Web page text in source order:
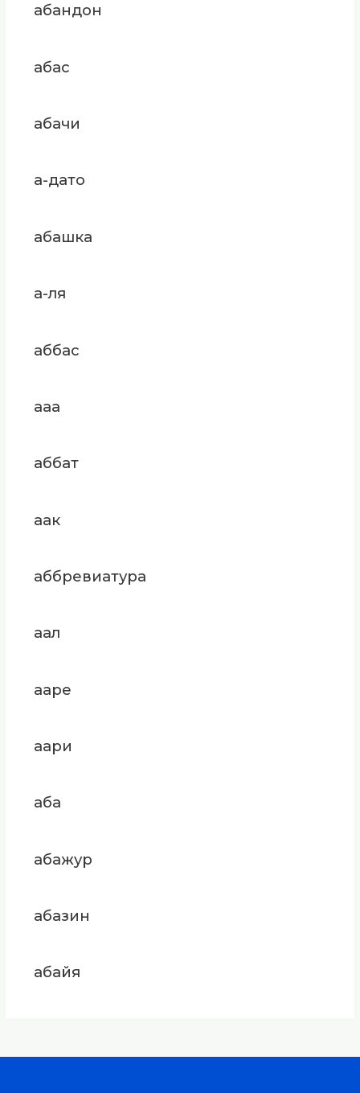
абандон
абас
абачи
а-дато
абашка
а-ля
аббас
ааа
аббат
аак
аббревиатура
аал
ааре
аари
аба
абажур
абазин
абайя